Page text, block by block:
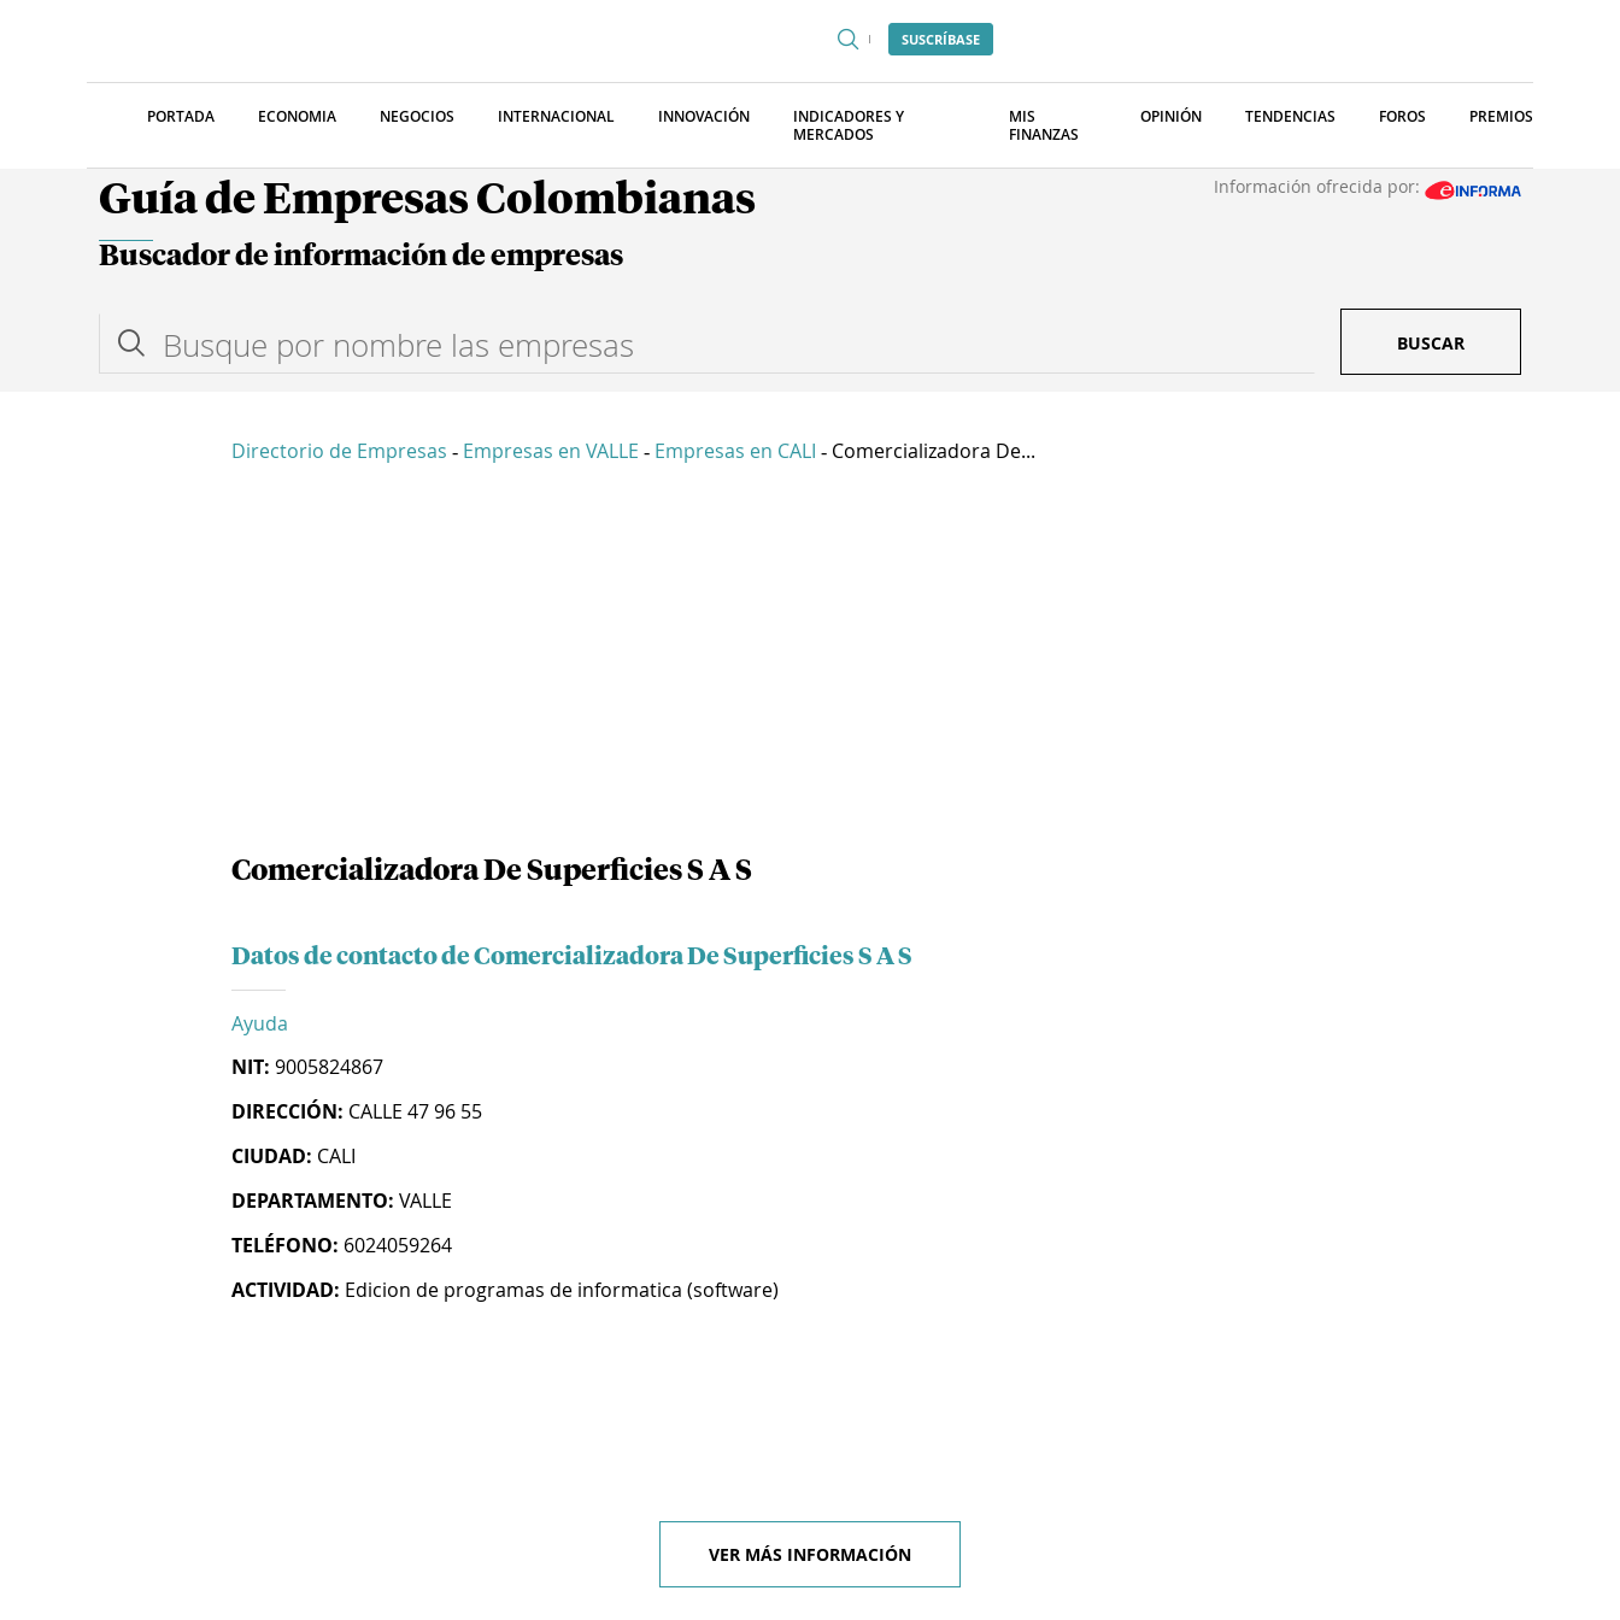
SUSCRÍBASE
PORTADA ECONOMIA NEGOCIOS INTERNACIONAL INNOVACIÓN
INDICADORES Y
MERCADOS
MIS
FINANZAS
OPINIÓN TENDENCIAS FOROS PREMIOS
Guía de Empresas Colombianas Información ofrecida por:
Buscador de información de empresas
BUSCAR
Directorio de Empresas - Empresas en VALLE - Empresas en CALI - Comercializadora De...
Comercializadora De Superficies S A S
Datos de contacto de Comercializadora De Superficies S A S
Ayuda
NIT: 9005824867
DIRECCIÓN: CALLE 47 96 55
CIUDAD: CALI
DEPARTAMENTO: VALLE
TELÉFONO: 6024059264
ACTIVIDAD: Edicion de programas de informatica (software)
VER MÁS INFORMACIÓN